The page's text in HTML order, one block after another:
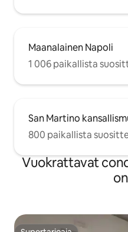
Maanalainen Napoli
1 006 paikallista
San Martino
800 paikallista
Vuokrattavat